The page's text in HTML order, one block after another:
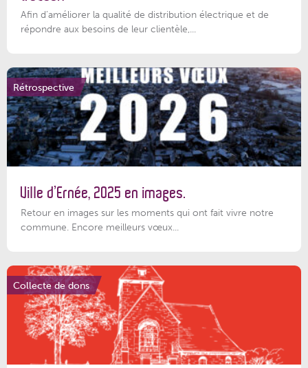
Afin d’améliorer la qualité de distribution électrique et de
répondre aux besoins de leur clientèle,...
Rétrospective
Ville d’Ernée, 2025 en images.
Retour en images sur les moments qui ont fait vivre notre
commune. Encore meilleurs vœux...
Collecte de dons